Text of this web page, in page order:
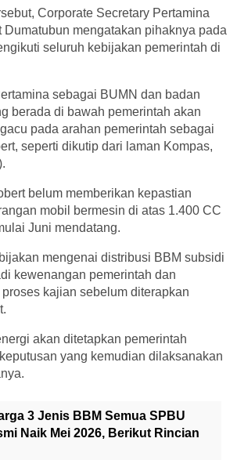
Corporate Secretary Pertamina
Dumatubun mengatakan pihaknya pada
seluruh kebijakan pemerintah di
sebagai BUMN dan badan
berada di bawah pemerintah akan
pada arahan pemerintah sebagai
seperti dikutip dari laman Kompas,
belum memberikan kepastian
mobil bermesin di atas 1.400 CC
Juni mendatang.
mengenai distribusi BBM subsidi
kewenangan pemerintah dan
kajian sebelum diterapkan
akan ditetapkan pemerintah
yang kemudian dilaksanakan
3 Jenis BBM Semua SPBU
Naik Mei 2026, Berikut Rincian